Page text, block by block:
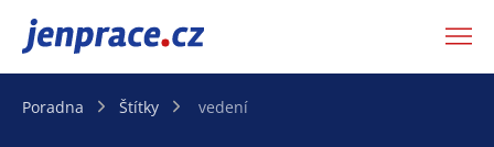
JenPráce.cz
Poradna Štítky vedení